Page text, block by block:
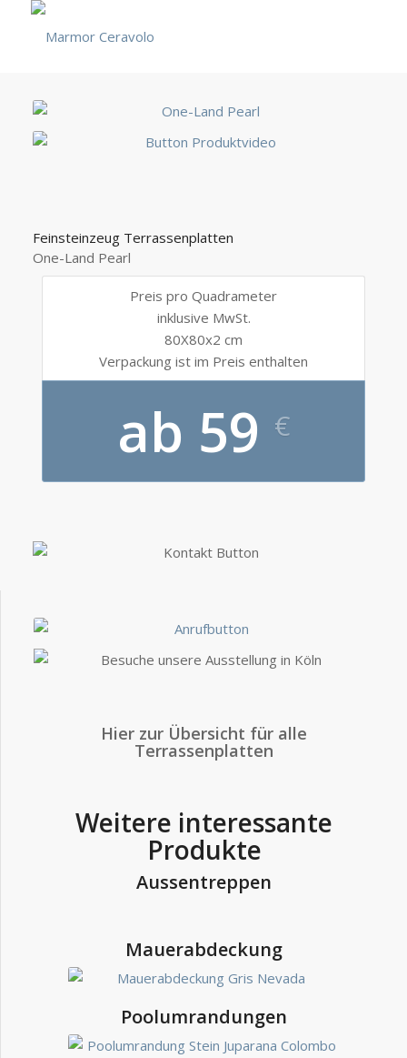
Feinsteinzeug Terrassenplatten
One-Land Pearl
Preis pro Quadrameter
inklusive MwSt.
80X80x2 cm
Verpackung ist im Preis enthalten
ab 59 €
Hier zur Übersicht für alle
Terrassenplatten
Weitere interessante
Produkte
Aussentreppen
Mauerabdeckung
Poolumrandungen